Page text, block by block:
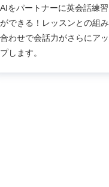
AIをパートナーに英会話練習
ができる！レッスンとの組み
合わせで会話力がさらにアッ
プします。